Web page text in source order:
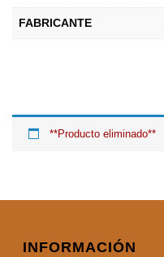
FABRICANTE
**Producto eliminado**
INFORMACIÓN